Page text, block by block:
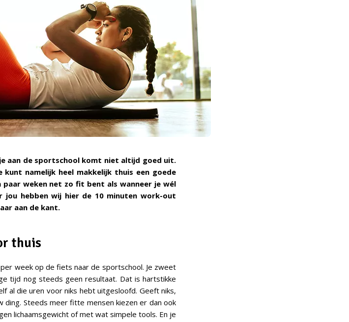
aan de sportschool komt niet altijd goed uit.
namelijk heel makkelijk thuis een goede
weken net zo fit bent als wanneer je wél
jou hebben wij hier de 10 minuten work-out
aan de kant.
thuis
week op de fiets naar de sportschool. Je zweet
tijd nog steeds geen resultaat. Dat is hartstikke
al die uren voor niks hebt uitgesloofd. Geeft niks,
ding. Steeds meer fitte mensen kiezen er dan ook
lichaamsgewicht of met wat simpele tools. En je